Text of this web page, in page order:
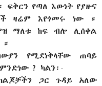
የጣለ እውነት የያዙና
ዛሬም እየጎመሩ ነው ።
ማለቱ ከፍ ብሎ ሊሰቀል
።
የሚደነቅላቸው ጠባይ
? ካልን፡-
ጋር ጉዳይ አለው